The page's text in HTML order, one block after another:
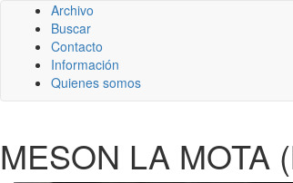
Archivo
Buscar
Contacto
Información
Quienes somos
MESON LA MOTA